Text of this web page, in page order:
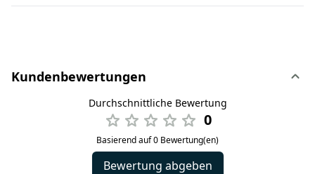
Kundenbewertungen
Durchschnittliche Bewertung
0
Basierend auf 0 Bewertung(en)
Bewertung abgeben